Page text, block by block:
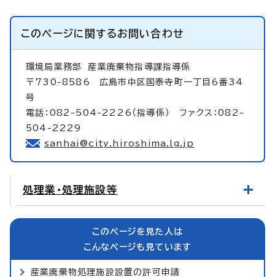
このページに関するお問い合わせ
環境局業務部 産業廃棄物指導課指導係
〒730-8586 広島市中区国泰寺町一丁目6番34
号
電話：082-504-2226（指導係） ファクス：082-
504-2229
sanhai@city.hiroshima.lg.jp
処理業・処理施設等
このページを見た人は
こんなページも見ています
産業廃棄物処理施設設置の許可申請